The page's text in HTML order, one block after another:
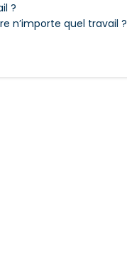
?
n’importe quel travail ?